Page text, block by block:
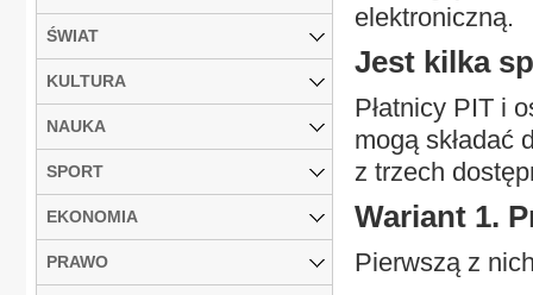
elektroniczną.
Jest kilka
Płatnicy PIT i
mogą składać
z trzech
Wariant 1.
Pierwszą z
ŚWIAT
KULTURA
NAUKA
SPORT
EKONOMIA
PRAWO